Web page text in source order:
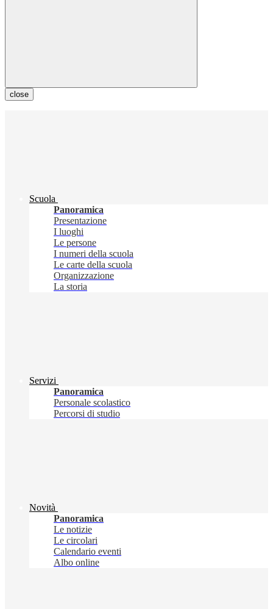
close
Scuola
Panoramica
Presentazione
I luoghi
Le persone
I numeri della scuola
Le carte della scuola
Organizzazione
La storia
Servizi
Panoramica
Personale scolastico
Percorsi di studio
Novità
Panoramica
Le notizie
Le circolari
Calendario eventi
Albo online